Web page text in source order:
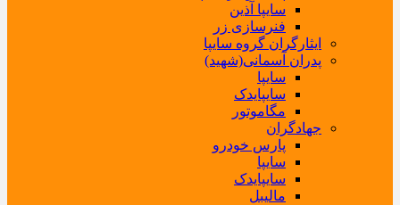
سایپا آذین
فنرسازی زر
ایثارگران گروه سایپا
پدران آسمانی(شهید)
سایپا
سایپایدک
مگاموتور
جهادگران
پارس خودرو
سایپا
سایپایدک
مالیبل